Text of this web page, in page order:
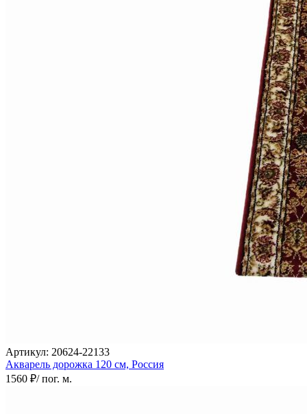
Артикул: 20624-22133
Акварель дорожка 120 см, Россия
1560 ₽/ пог. м.